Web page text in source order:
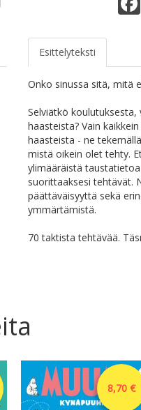
Esittelyteksti
Onko sinussa sitä, mitä
Selviätkö
haasteista? Vain
haasteista - ne
mistä oikein olet tehty.
ylimääräistä
suorittaaksesi tehtävät.
päättäväisyyttä sekä
ymmärtämistä. ​
70 taktista tehtävää.
8,70 €